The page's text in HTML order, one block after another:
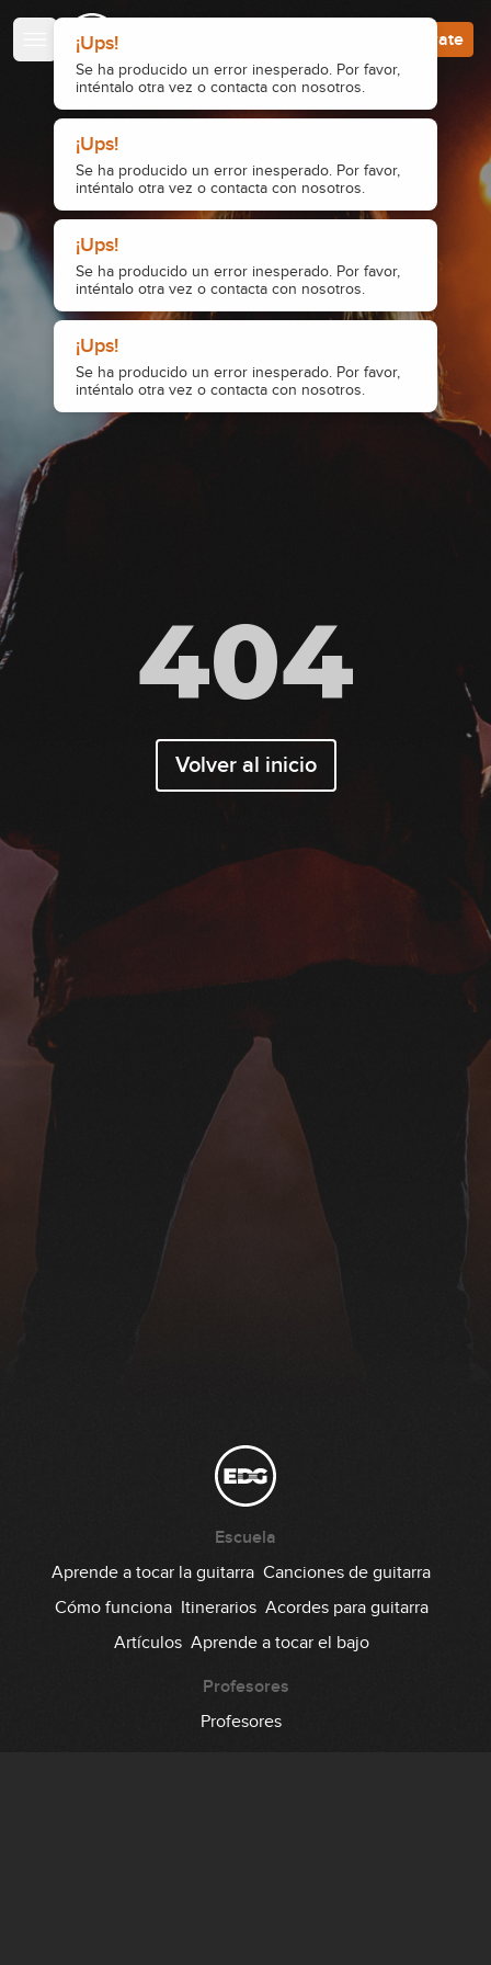
¡Ups!
Se ha producido un error inesperado. Por favor,
inténtalo otra vez o contacta con nosotros.
¡Ups!
Se ha producido un error inesperado. Por favor,
inténtalo otra vez o contacta con nosotros.
¡Ups!
Se ha producido un error inesperado. Por favor,
inténtalo otra vez o contacta con nosotros.
¡Ups!
Se ha producido un error inesperado. Por favor,
inténtalo otra vez o contacta con nosotros.
Regístrate
404
Volver al inicio
Escuela
Aprende a tocar la guitarra Canciones de guitarra
Cómo funciona Itinerarios Acordes para guitarra
Artículos Aprende a tocar el bajo
Profesores
Profesores
Escuela de Guitarristas